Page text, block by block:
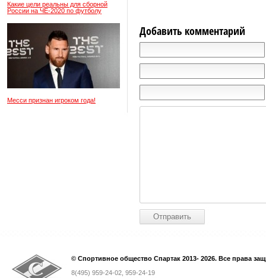
Какие цели реальны для сборной
России на ЧЕ-2020 по футболу
Месси признан игроком года!
Добавить комментарий
© Спортивное общество Спартак 2013- 2026. Все права
8(495) 959-24-02, 959-24-19